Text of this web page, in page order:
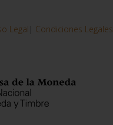
Legal | Condiciones Legales